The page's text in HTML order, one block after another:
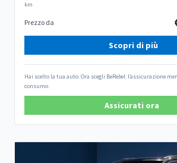
km
Prezzo da
Scopri di più
Hai scelto la tua auto. Ora scegli BeRebel: l’assicurazione
consumo.
Assicurati ora